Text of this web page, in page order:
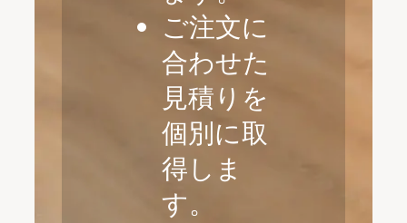
ご注文に
合わせた
見積りを
個別に取
得しま
す。